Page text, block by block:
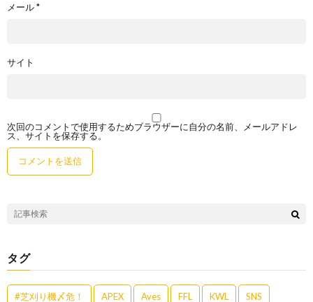
メール*
サイト
次回のコメントで使用するためブラウザーに自分の名前、メールアドレ
ス、サイトを保存する。
タグ
#芝刈り機〆危！ APEX Aves FFL KWL SNS